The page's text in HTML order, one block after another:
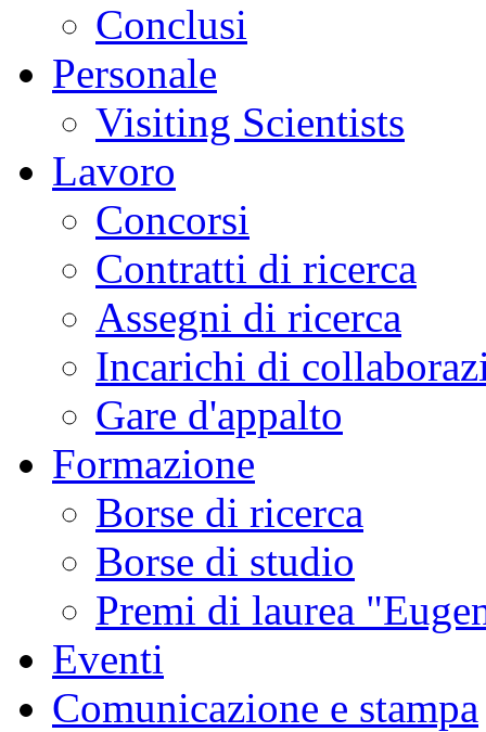
Conclusi
Personale
Visiting Scientists
Lavoro
Concorsi
Contratti di ricerca
Assegni di ricerca
Incarichi di
Gare d'appalto
Formazione
Borse di ricerca
Borse di studio
Premi di laurea
Eventi
Comunicazione e stampa